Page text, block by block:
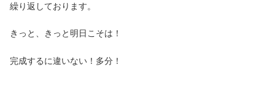
繰り返しております。
きっと、きっと明日こそは！
完成するに違いない！多分！